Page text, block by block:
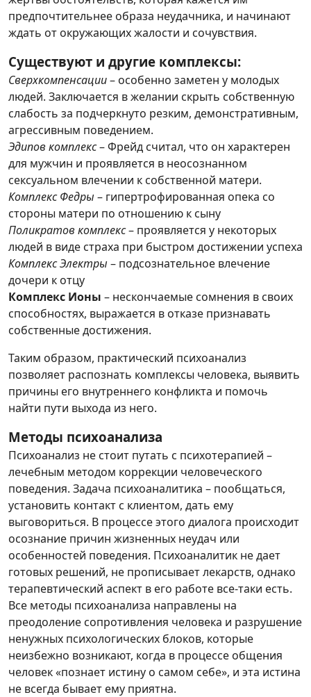
предпочтительнее образа неудачника, и начинают
ждать от окружающих жалости и сочувствия.
Существуют и другие комплексы:
Сверхкомпенсации– особенно заметен у молодых
людей. Заключается в желании скрыть собственную
слабость за подчеркнуто резким, демонстративным,
агрессивным поведением.
Эдипов комплекс– Фрейд считал, что он характерен
для мужчин и проявляется в неосознанном
сексуальном влечении к собственной матери.
Комплекс Федры – гипертрофированная опека со
стороны матери по отношению к сыну
Поликратов комплекс– проявляется у некоторых
людей в виде страха при быстром достижении успеха
Комплекс Электры – подсознательное влечение
дочери к отцу
Комплекс Ионы – нескончаемые сомнения в своих
способностях, выражается в отказе признавать
собственные достижения.
Таким образом, практический психоанализ
позволяет распознать комплексы человека, выявить
причины его внутреннего конфликта и помочь
найти пути выхода из него.
Методы психоанализа
Психоанализ не стоит путать с психотерапией –
лечебным методом коррекции человеческого
поведения. Задача психоаналитика – пообщаться,
установить контакт с клиентом, дать ему
выговориться. В процессе этого диалога происходит
осознание причин жизненных неудач или
особенностей поведения. Психоаналитик не дает
готовых решений, не прописывает лекарств, однако
терапевтический аспект в его работе все-таки есть.
Все методы психоанализа направлены на
преодоление сопротивления человека и разрушение
ненужных психологических блоков, которые
неизбежно возникают, когда в процессе общения
человек «познает истину о самом себе», и эта истина
не всегда бывает ему приятна.